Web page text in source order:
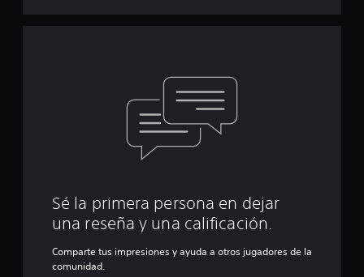
Sé la primera persona en dejar
una reseña y una calificación.
Comparte tus impresiones y ayuda a otros jugadores de la
comunidad.